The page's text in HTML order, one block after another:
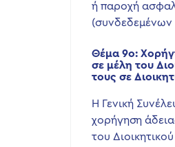
ή παροχή
(συνδεδεμένων
Θέμα 9ο:
σε μέλη του
τους σε
Η Γενική
χορήγηση
του